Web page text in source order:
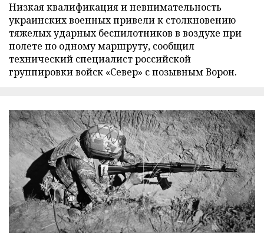
Низкая квалификация и невнимательность
украинских военных привели к столкновению
тяжелых ударных беспилотников в воздухе при
полете по одному маршруту, сообщил
технический специалист российской
группировки войск «Север» с позывным Ворон.